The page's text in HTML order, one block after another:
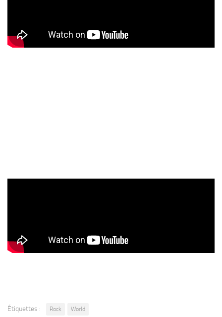
Étiquettes : Rock World